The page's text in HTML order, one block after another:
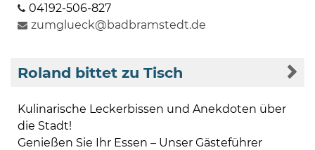
04192-506-827
zumglueck@badbramstedt.de
Roland bittet zu Tisch
Kulinarische Leckerbissen und Anekdoten über
die Stadt!
Genießen Sie Ihr Essen – Unser Gästeführer